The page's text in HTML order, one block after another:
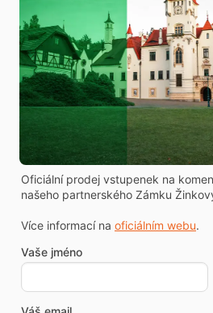
Oficiální prodej vstupenek na
našeho partnerského Zámku
Více informací na oficiálním webu.
Vaše jméno